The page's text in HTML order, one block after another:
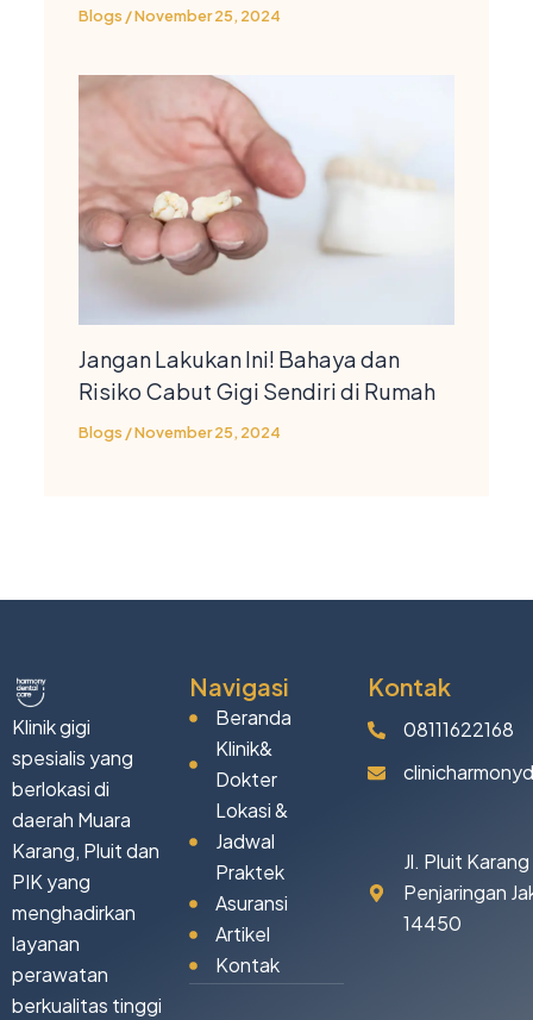
Blogs /November 25, 2024
Jangan Lakukan Ini! Bahaya dan
Risiko Cabut Gigi Sendiri di Rumah
Blogs /November 25, 2024
Klinik gigi
spesialis yang
berlokasi di
daerah Muara
Karang, Pluit dan
PIK yang
menghadirkan
layanan
perawatan
berkualitas tinggi
Navigasi
Beranda
Klinik&
Dokter
Lokasi &
Jadwal
Praktek
Asuransi
Artikel
Kontak
Kontak
08111622168
Jl. Pluit
Penjaringan
14450